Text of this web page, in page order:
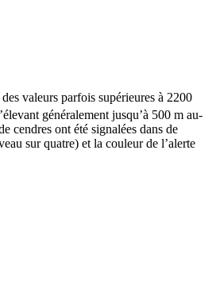
valeurs parfois supérieures à 2200
généralement jusqu’à 500 m au-
cendres ont été signalées dans de
sur quatre) et la couleur de l’alerte